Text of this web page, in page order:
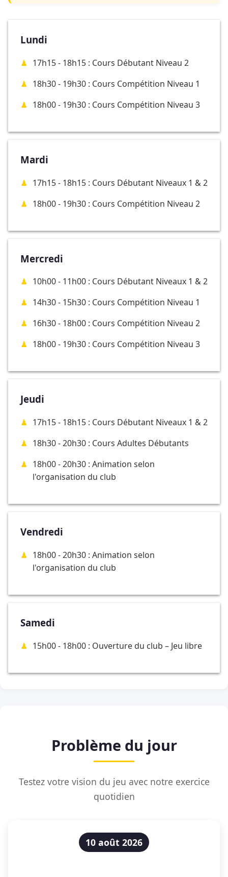
Lundi
17h15 - 18h15 : Cours Débutant Niveau 2
18h30 - 19h30 : Cours Compétition Niveau 1
18h00 - 19h30 : Cours Compétition Niveau 3
Mardi
17h15 - 18h15 : Cours Débutant Niveaux 1 & 2
18h00 - 19h30 : Cours Compétition Niveau 2
Mercredi
10h00 - 11h00 : Cours Débutant Niveaux 1 & 2
14h30 - 15h30 : Cours Compétition Niveau 1
16h30 - 18h00 : Cours Compétition Niveau 2
18h00 - 19h30 : Cours Compétition Niveau 3
Jeudi
17h15 - 18h15 : Cours Débutant Niveaux 1 & 2
18h30 - 20h30 : Cours Adultes Débutants
18h00 - 20h30 : Animation selon
l'organisation du club
Vendredi
18h00 - 20h30 : Animation selon
l'organisation du club
Samedi
15h00 - 18h00 : Ouverture du club – Jeu libre
Problème du jour
Testez votre vision du jeu avec notre exercice
quotidien
10 août 2026